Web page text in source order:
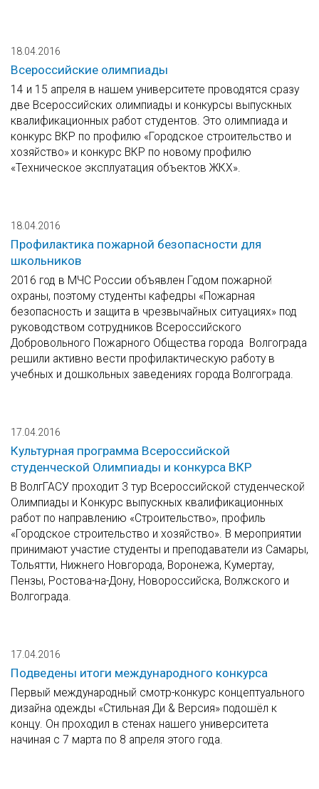
18.04.2016
Всероссийские олимпиады
14 и 15 апреля в нашем университете проводятся сразу
две Всероссийских олимпиады и конкурсы выпускных
квалификационных работ студентов. Это олимпиада и
конкурс ВКР по профилю «Городское строительство и
хозяйство» и конкурс ВКР по новому профилю
«Техническое эксплуатация объектов ЖКХ».
18.04.2016
Профилактика пожарной безопасности для
школьников
2016 год в МЧС России объявлен Годом пожарной
охраны, поэтому студенты кафедры «Пожарная
безопасность и защита в чрезвычайных ситуациях» под
руководством сотрудников Всероссийского
Добровольного Пожарного Общества города Волгограда
решили активно вести профилактическую работу в
учебных и дошкольных заведениях города Волгограда.
17.04.2016
Культурная программа Всероссийской
студенческой Олимпиады и конкурса ВКР
В ВолгГАСУ проходит 3 тур Всероссийской студенческой
Олимпиады и Конкурс выпускных квалификационных
работ по направлению «Строительство», профиль
«Городское строительство и хозяйство». В мероприятии
принимают участие студенты и преподаватели из Самары,
Тольятти, Нижнего Новгорода, Воронежа, Кумертау,
Пензы, Ростова-на-Дону, Новороссийска, Волжского и
Волгограда.
17.04.2016
Подведены итоги международного конкурса
Первый международный смотр-конкурс концептуального
дизайна одежды «Стильная Ди & Версия» подошёл к
концу. Он проходил в стенах нашего университета
начиная с 7 марта по 8 апреля этого года.